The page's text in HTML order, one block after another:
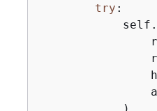
try :
            )